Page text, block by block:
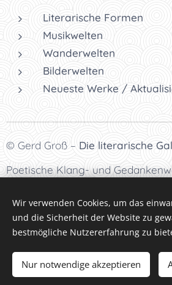
Literarische Formen
Musikwelten
Wanderwelten
Bilderwelten
Neueste Werke /
© Gerd Groß – Die literarische
Poetische Klang- und
Bilder und Text © Gerd Groß,
Wir verwenden Cookies, um das
und die Sicherheit der Website zu
bestmögliche Nutzererfahrung zu
Nur notwendige akzeptieren